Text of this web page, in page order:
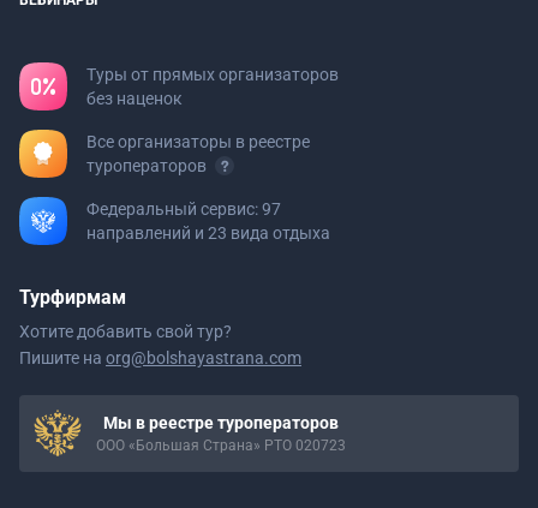
Туры от прямых организаторов
без наценок
Все организаторы в реестре
туроператоров
Федеральный сервис: 97
направлений и 23 вида отдыха
Турфирмам
Хотите добавить свой тур?
Пишите на org@bolshayastrana.com
Мы в реестре туроператоров
ООО «Большая Страна» РТО 020723